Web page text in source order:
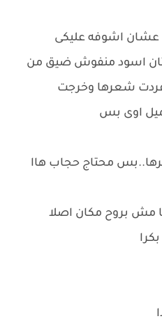
اشوفه عليكى
اسود منفوش ضيق من
شعرها وخرجت
اوى بس
محتاج حجاب هاا
مش بروح مكان اصلا